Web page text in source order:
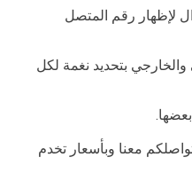
لإظهار رقم المتصل
والخارجي بتحديد نغمة لكل
معنا وبأسعار تخدم